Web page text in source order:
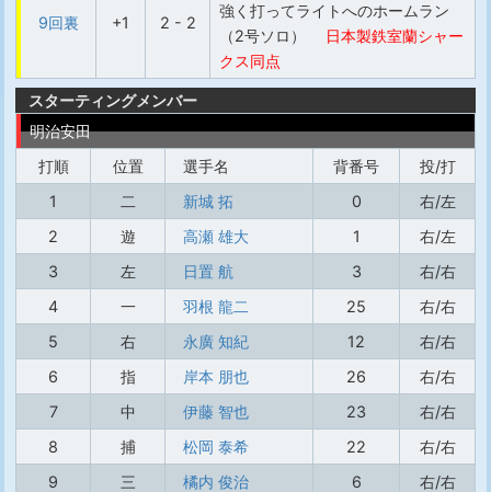
9回裏 +1 2 - 2
強く打ってライトへのホームラン
（2号ソロ）
日本製鉄室蘭シャー
クス同点
スターティングメンバー
明治安田
打順
位置 選手名 背番号
投/打
1
二 新城 拓 0
右/左
2
遊 高瀬 雄大 1
右/左
3
左 日置 航 3
右/右
4
一 羽根 龍二 25
右/右
5
右 永廣 知紀 12
右/右
6
指 岸本 朋也 26
右/右
7
中 伊藤 智也 23
右/右
8
捕 松岡 泰希 22
右/右
9
三 橘内 俊治 6
右/右